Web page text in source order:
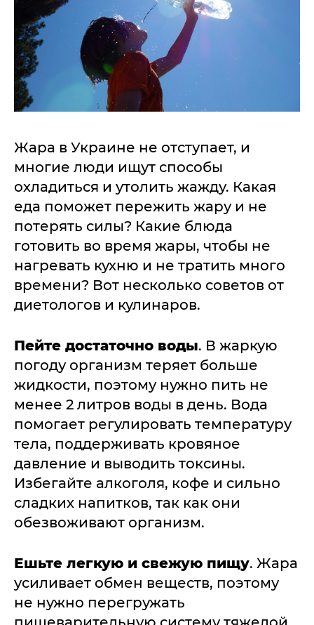
Жара в Украине не отступает, и
многие люди ищут способы
охладиться и утолить жажду. Какая
еда поможет пережить жару и не
потерять силы? Какие блюда
готовить во время жары, чтобы не
нагревать кухню и не тратить много
времени? Вот несколько советов от
диетологов и кулинаров.
Пейте достаточно воды. В жаркую
погоду организм теряет больше
жидкости, поэтому нужно пить не
менее 2 литров воды в день. Вода
помогает регулировать температуру
тела, поддерживать кровяное
давление и выводить токсины.
Избегайте алкоголя, кофе и сильно
сладких напитков, так как они
обезвоживают организм.
Ешьте легкую и свежую пищу. Жара
усиливает обмен веществ, поэтому
не нужно перегружать